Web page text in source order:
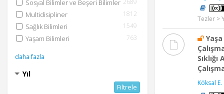
Sosyal Bilimler ve Beşeri Bilimler 2689
Multidisipliner 1812
Sağlık Bilimleri 1549
Yaşam Bilimleri 763
daha fazla
Yıl
Filtrele
Tezler >
Köksal E.